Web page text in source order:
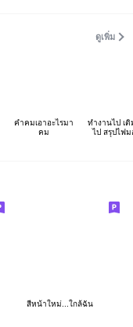
ดูเพิ่ม
คำคมเอาอะไรมา
คม
ทำงานไป เติ
ไป สรุปไฟม
สีหน้าใหม่...ใกล้ฉัน